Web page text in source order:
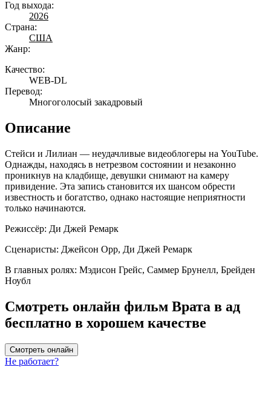
Год выхода:
2026
Страна:
США
Жанр:
Качество:
WEB-DL
Перевод:
Многоголосый закадровый
Описание
Стейси и Лилиан — неудачливые видеоблогеры на YouTube.
Однажды, находясь в нетрезвом состоянии и незаконно
проникнув на кладбище, девушки снимают на камеру
привидение. Эта запись становится их шансом обрести
известность и богатство, однако настоящие неприятности
только начинаются.
Режиссёр: Ди Джей Ремарк
Сценаристы: Джейсон Орр, Ди Джей Ремарк
В главных ролях: Мэдисон Грейс, Саммер Брунелл, Брейден
Ноубл
Смотреть онлайн фильм Врата в ад
бесплатно в хорошем качестве
Смотреть онлайн
Не работает?